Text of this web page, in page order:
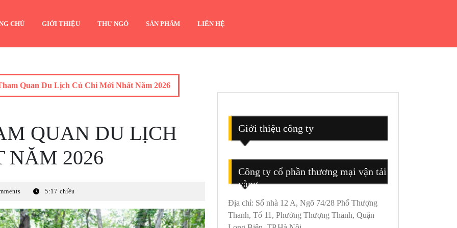
CHỦ GIỚI THIỆU THƯ NGỎ SẢN PHẨM LIÊN HỆ
Quan Du Lịch Củ Chi Mới Nhất Năm 2026
QUAN DU LỊCH
NĂM 2026
5:17 chiều
Giới thiệu công ty
Công ty cổ phần thương mại vận tải
vàng
Địa chỉ: Số nhà 12 A, Ngõ 74/28 Phố Thượng
Thanh, Tổ 11, Phường Thượng Thanh, Quận